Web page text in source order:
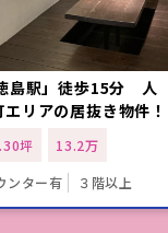
島駅」徒歩15分 人
リアの居抜き物件！
坪
13.2万
ンター有 ３階以上